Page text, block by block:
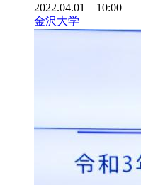
2022.04.01 10:00
金沢大学